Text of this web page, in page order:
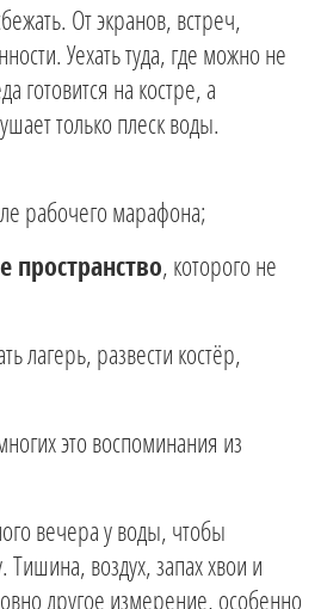
От экранов, встреч,
Уехать туда, где можно не
готовится на костре, а
только плеск воды.
рабочего марафона;
, которого не
лагерь, развести костёр,
это воспоминания из
вечера у воды, чтобы
Тишина, воздух, запах хвои и
другое измерение, особенно